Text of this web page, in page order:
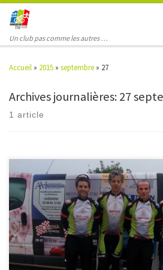
Un club pas comme les autres …
Accueil » 2015 » septembre » 27
Archives journalières:27
1 article
Paladru, samedi 26 septembre 2015 Triathlon
70km-17km) 1. TMT1 3h32’09 » 7. HTC-
2:00:49 // 1:19:31 (Pascal Faivre-Pierret,
Lonchambon, Ezéchiel Rencker) Tous les
132 équipes au départ)